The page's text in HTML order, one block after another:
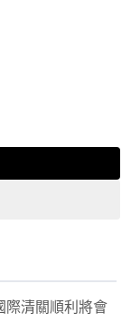
際清關順利將會